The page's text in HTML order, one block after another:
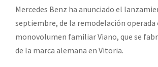
Mercedes Benz ha anunciado el
septiembre, de la remodelación operada
monovolumen familiar Viano, que se
de la marca alemana en Vitoria.